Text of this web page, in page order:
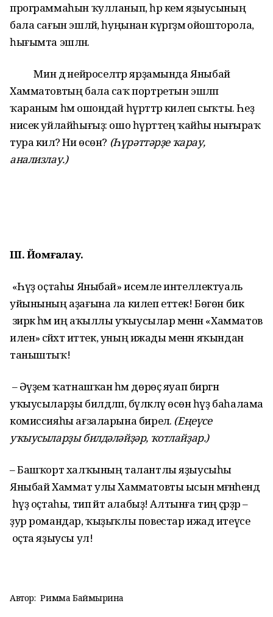
программаһын ҡулланып, һәр кем яҙыусының
бала сағын эшләй, һуңынан күргәҙмә ойошторола,
һығымта эшләнә.
Мин дә нейроселтәр ярҙамында Яныбай
Хамматовтың бала саҡ портретын эшләп
ҡараным һәм ошондай һүрәттәр килеп сыҡты. Һеҙ
нисек уйлайһығыҙ: ошо һүрәттең ҡайһы нығыраҡ
тура килә? Ни өсөн? (Һүрәттәрҙе ҡарау,
анализлау.)
III. Йомғаҡлау.
«Һүҙ оҫтаһы Яныбай» исемле интеллектуаль
уйынының аҙағына ла килеп еттек! Бөгөн бик
зирәк һәм иң аҡыллы уҡыусылар менән «Хамматов
иленә» сәйәхәт иттек, уның ижады менән яҡындан
таныштыҡ!
– Әүҙем ҡатнашҡан һәм дөрөҫ яуап биргән
уҡыусыларҙы билдәләп, бүләкләү өсөн һүҙ баһалама
комиссияһы ағзаларына бирелә. (Еңеүсе
уҡыусыларҙы билдәләйҙәр, ҡотлайҙар.)
– Башҡорт халҡының талантлы яҙыусыһы
Яныбай Хаммат улы Хамматовты ысын мәғәнәһендә
һүҙ оҫтаһы, тип әйтә алабыҙ! Алтынға тиң әҫәрҙәр –
ҙур романдар, ҡыҙыҡлы повестар ижад итеүсе
оҫта яҙыусы ул!
Автор: Римма Баймырҙина